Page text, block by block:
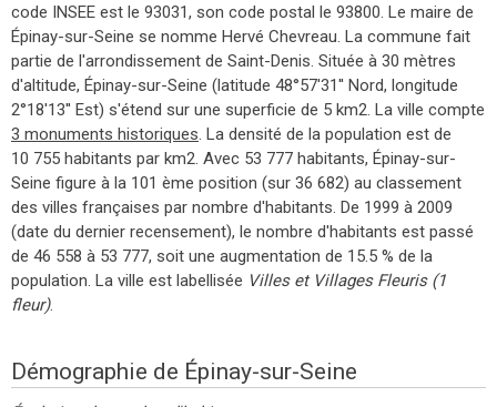
code INSEE est le 93031, son code postal le 93800. Le maire de
Épinay-sur-Seine se nomme Hervé Chevreau. La commune fait
partie de l'arrondissement de Saint-Denis. Située à 30 mètres
d'altitude, Épinay-sur-Seine (latitude 48°57'31'' Nord, longitude
2°18'13'' Est) s'étend sur une superficie de 5 km2. La ville compte
3 monuments historiques. La densité de la population est de
10 755 habitants par km2. Avec 53 777 habitants, Épinay-sur-
Seine figure à la 101 ème position (sur 36 682) au classement
des villes françaises par nombre d'habitants. De 1999 à 2009
(date du dernier recensement), le nombre d'habitants est passé
de 46 558 à 53 777, soit une augmentation de 15.5 % de la
population. La ville est labellisée Villes et Villages Fleuris (1
fleur).
Démographie de Épinay-sur-Seine